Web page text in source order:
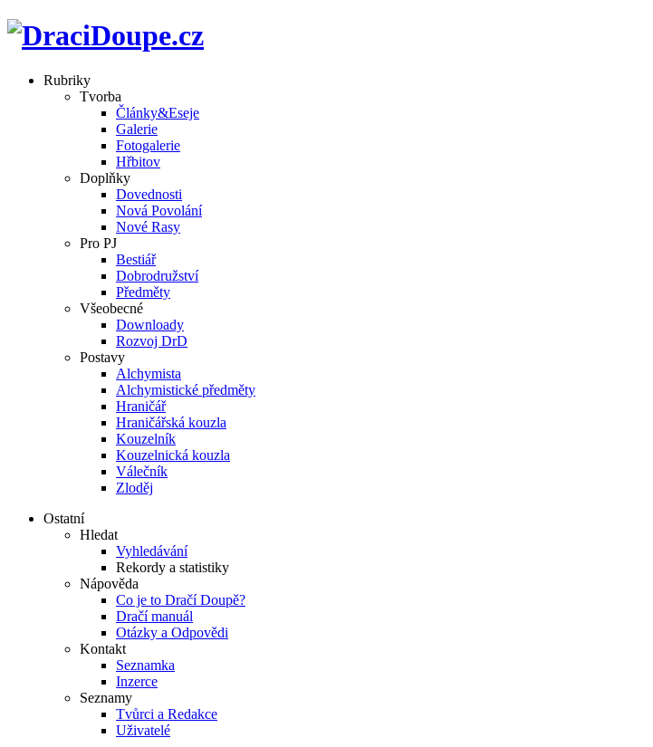
Rubriky
Tvorba
Články&Eseje
Galerie
Fotogalerie
Hřbitov
Doplňky
Dovednosti
Nová Povolání
Nové Rasy
Pro PJ
Bestiář
Dobrodružství
Předměty
Všeobecné
Downloady
Rozvoj DrD
Postavy
Alchymista
Alchymistické předměty
Hraničář
Hraničářská kouzla
Kouzelník
Kouzelnická kouzla
Válečník
Zloděj
Ostatní
Hledat
Vyhledávání
Rekordy a statistiky
Nápověda
Co je to Dračí Doupě?
Dračí manuál
Otázky a Odpovědi
Kontakt
Seznamka
Inzerce
Seznamy
Tvůrci a Redakce
Uživatelé